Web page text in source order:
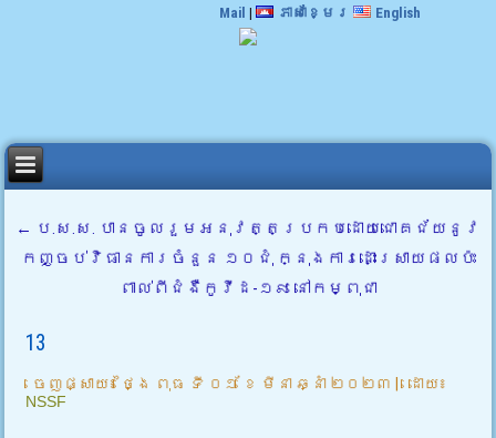
Mail | ភាសាខ្មែរ English
← ប.ស.ស. បានចូលរួមអនុវត្តប្រកបដោយជោគជ័យនូវ
កញ្ចប់វិធានការចំនួន ១០ជុំ ក្នុងការដោះស្រាយផលប៉ះ
ពាល់ពីជំងឺកូវីដ-១៩ នៅកម្ពុជា
13
ចេញផ្សាយ៖ ថ្ងៃ ពុធ ទី ០១ ខែ មីនា ឆ្នាំ ២០២៣ | ដោយ៖
NSSF